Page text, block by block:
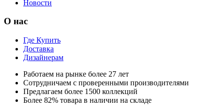
Новости
О нас
Где Купить
Доставка
Дизайнерам
Работаем на рынке более 27 лет
Сотрудничаем с проверенными производителями
Предлагаем более 1500 коллекций
Более 82% товара в наличии на складе